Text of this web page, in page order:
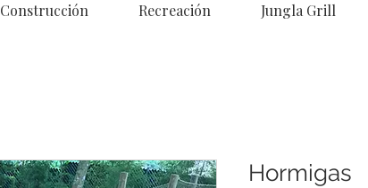
Construcción Recreación Jungla Grill
Hormigas